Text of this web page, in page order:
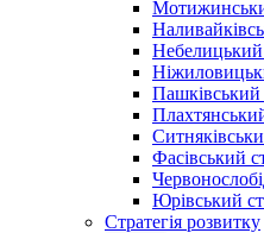
Небелицький
Пашківський
Фасівський
Юрівський
Стратегія розвитку